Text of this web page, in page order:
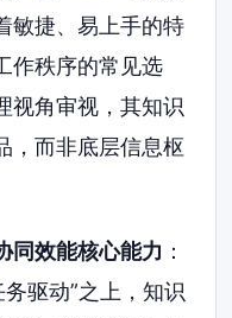
敏捷、易上手的特
作秩序的常见选
视角审视，其知识
，而非底层信息枢
同效能核心能力 ：
驱动”之上，知识